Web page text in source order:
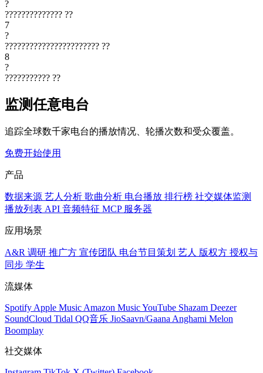
?
?????????????? ??
7
?
??????????????????????? ??
8
?
??????????? ??
监测任意电台
追踪全球数千家电台的播放情况、轮播次数和受众覆盖。
免费开始使用
产品
数据来源 艺人分析 歌曲分析 电台播放 排行榜 社交媒体监测
播放列表 API 音频特征 MCP 服务器
应用场景
A&R 调研 推广方 宣传团队 电台节目策划 艺人 版权方 授权与
同步 学生
流媒体
Spotify Apple Music Amazon MusicYouTube Shazam Deezer
SoundCloud Tidal QQ音乐 JioSaavn/Gaana Anghami Melon
Boomplay
社交媒体